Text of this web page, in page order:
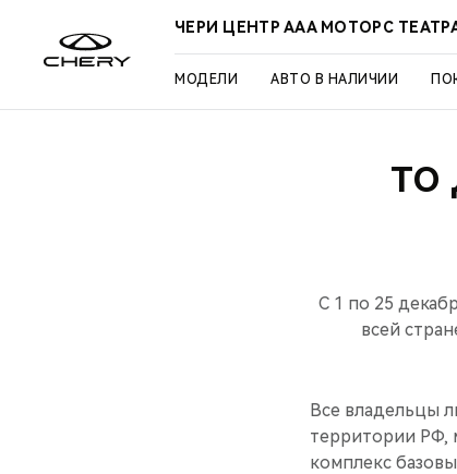
ЧЕРИ ЦЕНТР ААА МОТОРС
МОДЕЛИ АВТО В НАЛИЧИИ
ТО
С 1 по 25
всей
Все владельцы
территории РФ,
комплекс